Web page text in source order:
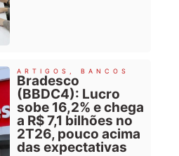
ARTIGOS BANCOS
Bradesco
(BBDC4): Lucro
sobe 16,2% e chega
a R$ 7,1 bilhões no
2T26, pouco acima
das expectativas